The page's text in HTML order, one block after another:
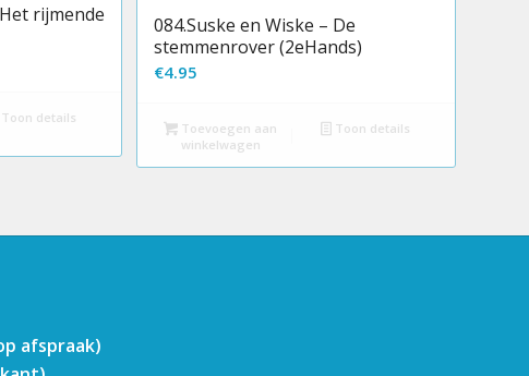
rijmende
Toon details
084.Suske en Wiske – De
stemmenrover (2eHands)
€4.95
Toevoegen aan
winkelwagen
Toon details
afspraak)